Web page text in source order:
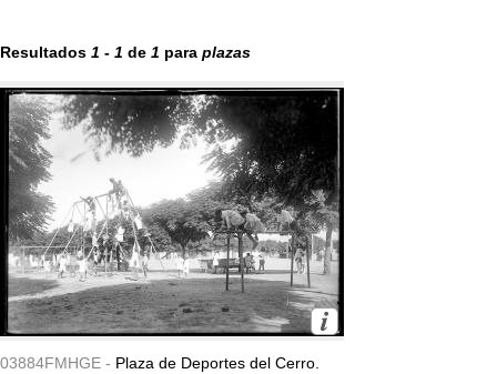
Resultados 1 - 1 de 1 para plazas
03884FMHGE - Plaza de Deportes del Cerro.